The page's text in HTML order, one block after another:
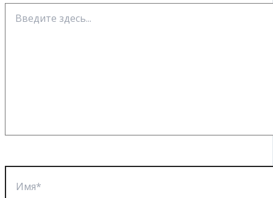
здесь...